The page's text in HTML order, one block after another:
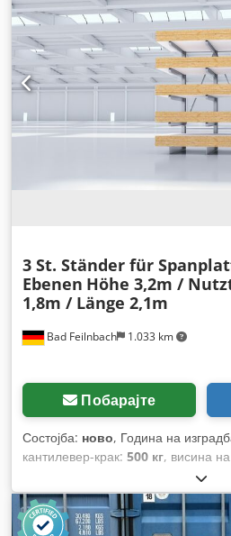
Bad Feilnbach 1.033 km
3 St. Ständer für
Ebenen Höhe 3,2m /
1,8m / Länge 2,1m
Побарајте
Состојба: ново, Година на
кантилевер-крак: 500 кг, висина
, вкупна
разстояние между оси:1.000 мм,
кг,